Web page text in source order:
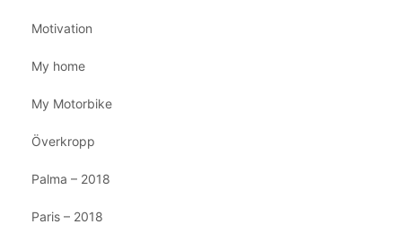
Motivation
My home
My Motorbike
Överkropp
Palma – 2018
Paris – 2018